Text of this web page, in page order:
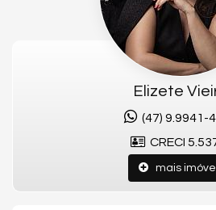
Ambientes amplos, acabamentos
localização privilegiada em uma
valorizadas de Santa Catarina.
✨ Viva a elegância em alto padrão.
📞 Telefone: (47) 99941-4704
📧 E-mail:
Elizete
(47) 9.9941-
CRECI
mais